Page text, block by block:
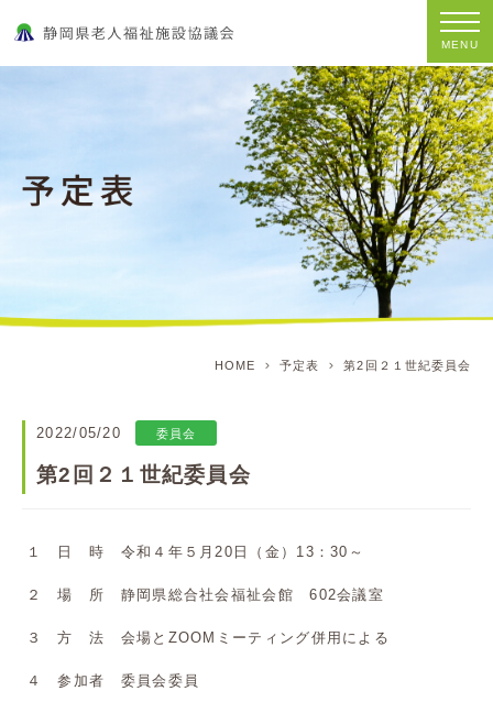
MENU
HOME 予定表 第2回２１世紀委員会
2022/05/20 委員会
第2回２１世紀委員会
１ 日 時 令和４年５月20日（金）13：30～
２ 場 所 静岡県総合社会福祉会館 602会議室
３ 方 法 会場とZOOMミーティング併用による
４ 参加者 委員会委員